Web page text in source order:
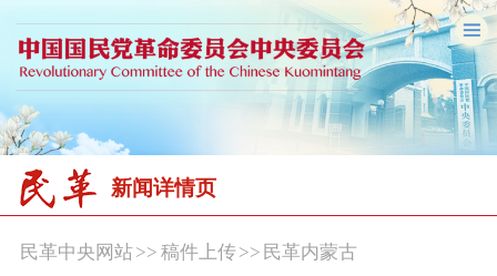
新闻详情页
民革中央网站>> 稿件上传 >> 民革内蒙古